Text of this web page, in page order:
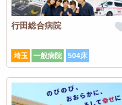
行田総合病院
埼玉 一般病院 504床